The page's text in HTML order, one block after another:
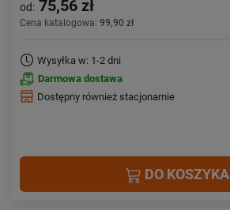
od: 75,56 zł
Cena katalogowa: 99,90 zł
Wysyłka w: 1-2 dni
Darmowa dostawa
Dostępny również stacjonarnie
DO KOSZYKA